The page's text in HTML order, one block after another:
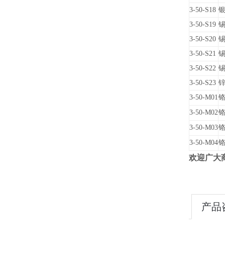
3-50-S18
3-50-S19
3-50-S20
3-50-S21
3-50-S22
3-50-S23
3-50-M01
3-50-M02
3-50-M03
3-50-M04
欢迎广大
产品